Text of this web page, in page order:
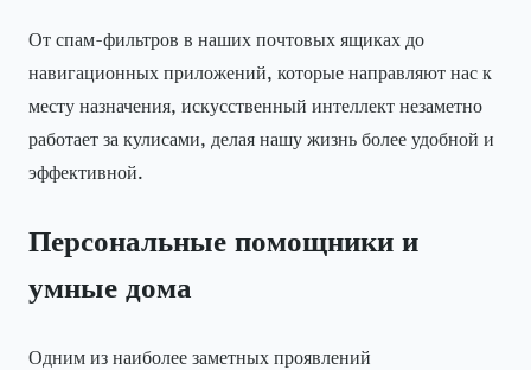
От спам-фильтров в наших почтовых ящиках до
навигационных приложений, которые направляют нас к
месту назначения, искусственный интеллект незаметно
работает за кулисами, делая нашу жизнь более удобной и
эффективной.
Персональные помощники и
умные дома
Одним из наиболее заметных проявлений